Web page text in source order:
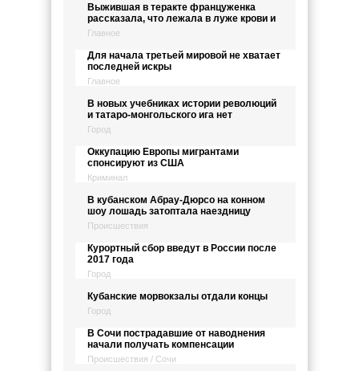
Выжившая в теракте француженка
рассказала, что лежала в луже крови и
Главное
Для начала третьей мировой не хватает
последней искры
Главное
В новых учебниках истории революций
и татаро-монгольского ига нет
Город
Оккупацию Европы мигрантами
спонсируют из США
Криминал
В кубанском Абрау-Дюрсо на конном
шоу лошадь затоптала наездницу
Происшествия
Курортный сбор введут в России после
2017 года
Город
Кубанские морвокзалы отдали концы
Город
В Сочи пострадавшие от наводнения
начали получать компенсации
Происшествия / Сочи